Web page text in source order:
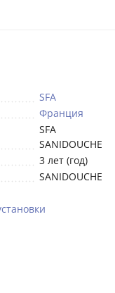
SFA
Франция
SFA
SANIDOUCHE
3 лет (год)
SANIDOUCHE